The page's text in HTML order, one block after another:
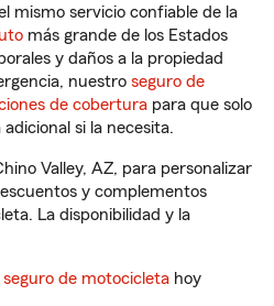
mismo servicio confiable de la
más grande de los Estados
y daños a la propiedad
nuestro seguro de
de cobertura para que solo
si la necesita.
Valley, AZ, para personalizar
y complementos
La disponibilidad y la
de motocicleta hoy